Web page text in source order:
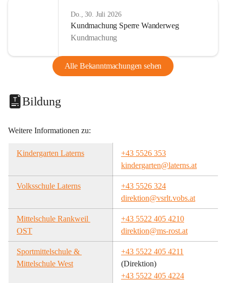
Do., 30. Juli 2026
Kundmachung Sperre Wanderweg
Kundmachung
Alle Bekanntmachungen sehen
Bildung
Weitere Informationen zu:
Kindergarten Laterns
+43 5526 353
kindergarten@laterns.at
Volksschule Laterns
+43 5526 324
direktion@vsrlt.vobs.at
Mittelschule Rankweil
OST
+43 5522 405 4210
direktion@ms-rost.at
Sportmittelschule &
Mittelschule West
+43 5522 405 4211
(Direktion)
+43 5522 405 4224